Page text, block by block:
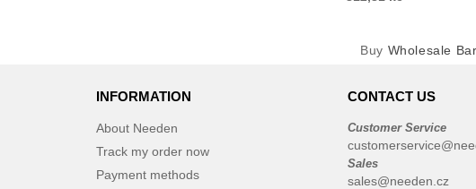
Buy Wholesale
INFORMATION
About Needen
Track my order now
Payment methods
CONTACT US
Customer Service
Sales
sales@needen.cz